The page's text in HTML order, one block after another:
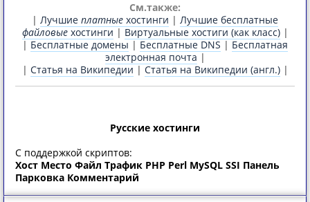
См.также:
| Лучшие платные хостинги | Лучшие бесплатные
файловыехостинги | Виртуальные хостиги (как класс) |
| Бесплатные домены | Бесплатные DNS | Бесплатная
электронная почта |
| Статья на Википедии | Статья на Википедии (англ.) |
Русские хостинги
С поддержкой скриптов:
Хост Место Файл Трафик PHP Perl MySQL SSI Панель
Парковка Комментарий